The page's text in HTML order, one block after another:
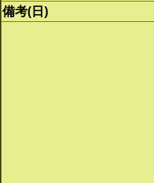
備考(日)